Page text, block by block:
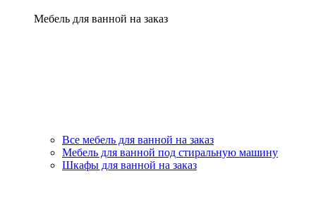
Мебель для ванной на заказ
Все мебель для ванной на заказ
Мебель для ванной под стиральную машину
Шкафы для ванной на заказ